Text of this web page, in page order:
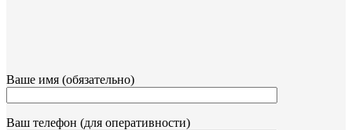
Ваше имя (обязательно)
Ваш телефон (для оперативности)